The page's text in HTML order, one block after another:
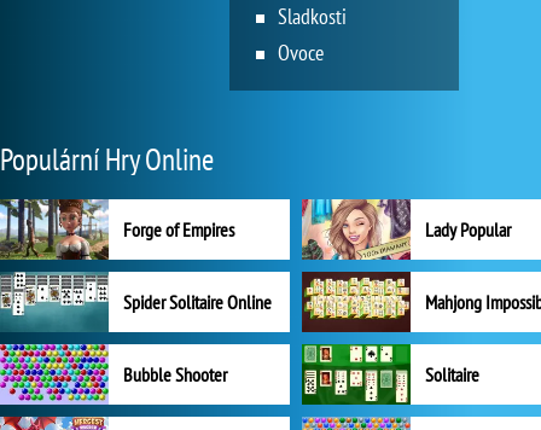
Sladkosti
Ovoce
Populární Hry Online
Forge of Empires Lady Popular
Spider Solitaire Online Mahjong
Bubble Shooter Solitaire